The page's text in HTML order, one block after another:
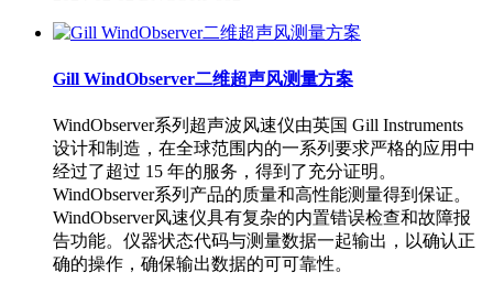
Gill WindObserver二维超声风测量方案
WindObserver系列超声波风速仪由英国 Gill Instruments
设计和制造，在全球范围内的一系列要求严格的应用中
经过了超过 15 年的服务，得到了充分证明。
WindObserver系列产品的质量和高性能测量得到保证。
WindObserver风速仪具有复杂的内置错误检查和故障报
告功能。仪器状态代码与测量数据一起输出，以确认正
确的操作，确保输出数据的可可靠性。